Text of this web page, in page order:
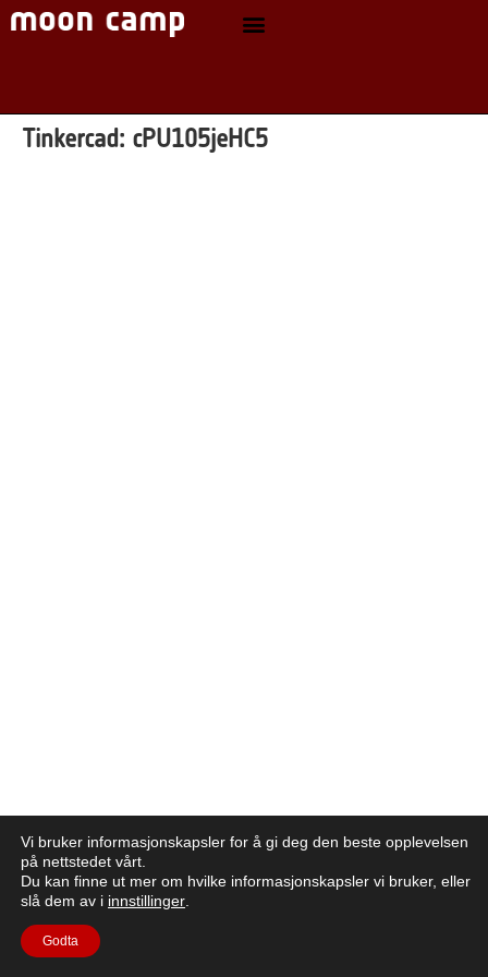
Tinkercad: cPU105jeHC5
Vi bruker informasjonskapsler for å gi deg den beste opplevelsen
på nettstedet vårt.
Du kan finne ut mer om hvilke informasjonskapsler vi bruker, eller
slå dem av i innstillinger
Godta